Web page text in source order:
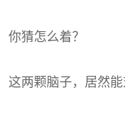
你猜怎么着？
这两颗脑子，居然能